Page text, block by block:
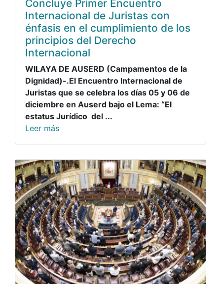
Concluye Primer Encuentro
Internacional de Juristas con
énfasis en el cumplimiento de los
principios del Derecho
Internacional
WILAYA DE AUSERD (Campamentos de la
Dignidad)-.El Encuentro Internacional de
Juristas que se celebra los días 05 y 06 de
diciembre en Auserd bajo el Lema: “El
estatus Jurídico del ...
Leer más